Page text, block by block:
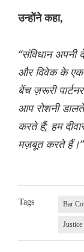
उन्होंने कहा,
“संविधान अपनी
और विवेक के एक
बेंच ज़रूरी
आप रोशनी
करते हैं; हम
मज़बूत करते हैं।”
Tags Bar